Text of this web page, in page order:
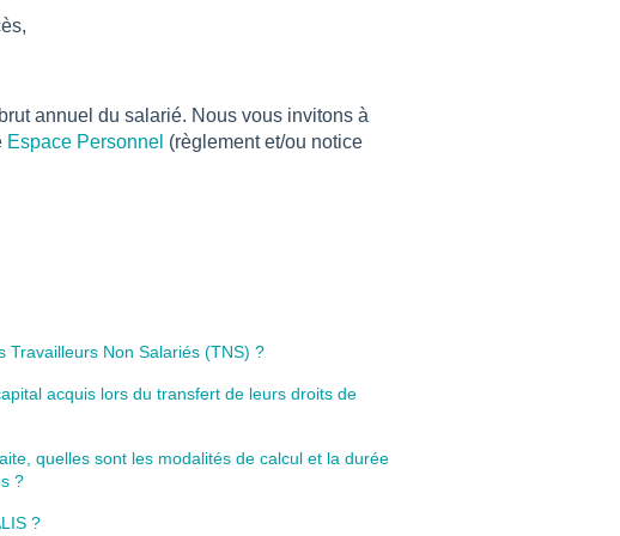
annuel du salarié. Nous vous invitons à
Espace Personnel (règlement et/ou notice
Travailleurs Non Salariés (TNS) ?
acquis lors du transfert de leurs droits de
quelles sont les modalités de calcul et la durée
?
?